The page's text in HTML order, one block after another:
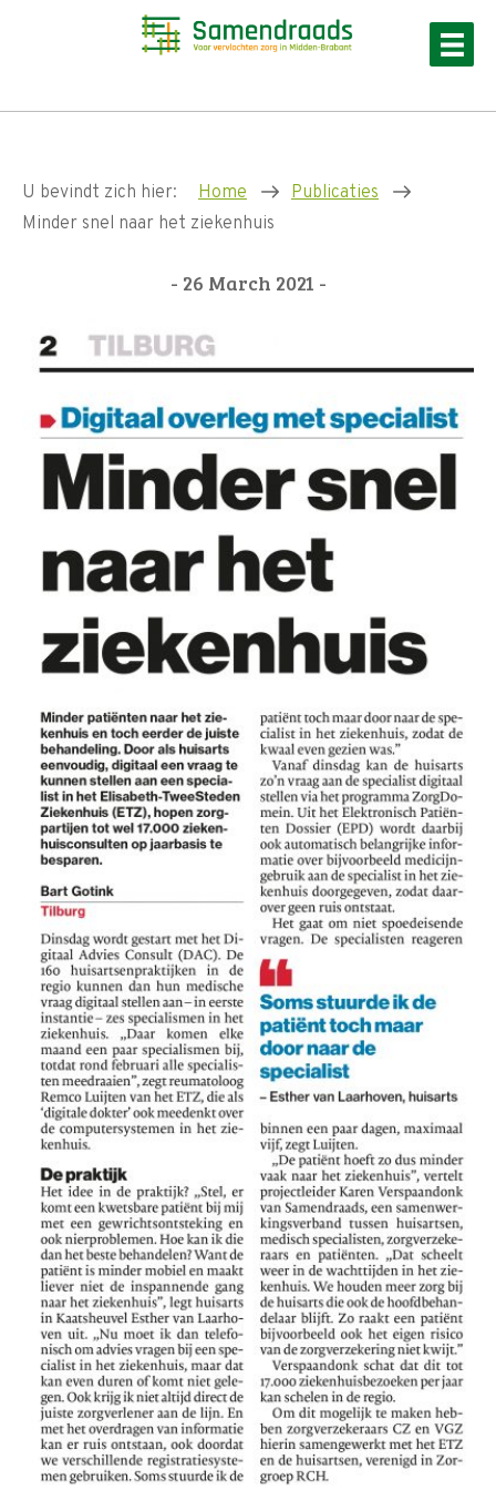
U bevindt zich hier: Home
Publicaties
Minder snel naar het ziekenhuis
- 26 March 2021 -